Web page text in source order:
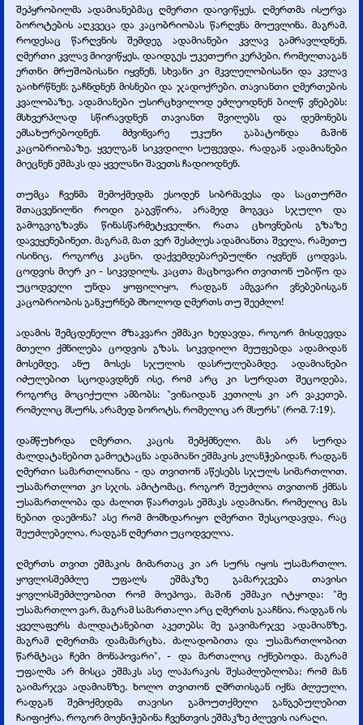
შეპყრობილმა ადამიანებმაც ღმერთი დაივიწყეს. ღმერთმა ისურვა
ბოროტების აღკვეცა და კაცობრიობას წარღვნა მოუვლინა. მაგრამ,
როდესაც წარღვნის შემდეგ ადამიანები კვლავ გამრავლდნენ,
ღმერთი კვლავ მიივიწყეს, დაიდგეს უკეთური კერპები, რომელთაგან
ერთნი მრუშობისანი იყვნენ, სხვანი კი მკვლელობისანი და კვლავ
გაიხრწნენ; გაჩნდნენ მისნები და ჯადოქრები. თავიანთი ღმერთების
კვალობაზე, ადამიანები უსირცხვილოდ ეძლეოდნენ ბილწ ვნებებს:
მსხვერპლად სწირავდნენ თავიანთ შვილებს და დემონებს
ემსახურებოდნენ. მძვინვარე უკუნი გაბატონდა მაშინ
კაცობრიობაზე, ყველგან სიკვდილი სუფევდა, რადგან ადამიანები
მიეცნენ ეშმაკს და ყველანი შავეთს ჩადიოდნენ.
თუმცა ჩვენმა შემოქმედმა ესოდენ სიბრმავესა და საცთურში
შთაცვენილნი როდი გაგვწირა, არამედ მოგვცა სჯული და
გამოგვიგზავნა წინასწარმეტყველნი, რათა ცხოვნების გზაზე
დავეყენებინეთ. მაგრამ, მათ ვერ შესძლეს ადამიანთა შველა, რამეთუ
ისინიც, როგორც კაცნი, დაქვემდებარებულნი იყვნენ ცოდვას,
ცოდვის მიერ კი - სიკვდილს. კაცთა მაცხოვარი თვითონ უბიწო და
უცოდველი უნდა ყოფილიყო, რადგან ამგვარი ვნებებისგან
კაცობრიობის განკურნებ მხოლოდ ღმერთს თუ შეეძლო!
ადამის შემცდენელი მზაკვარი ეშმაკი ხედავდა, როგორ მისდევდა
მთელი ქმნილება ცოდვის გზას. სიკვდილი მეუფებდა ადამიდან
მოსემდე, ანუ მოსეს სჯულის დასრულებამდე. ადამიანები
იძულებით სცოდავდნენ ისე, რომ არც კი სურდათ შეცოდება,
როგორც მოციქული ამბობს: "ვინაიდან კეთილს კი არ ვაკეთებ,
რომელიც მსურს, არამედ ბოროტს, რომელიც არ მსურს" (რომ. 7:19).
დამწუხრდა ღმერთი, კაცის შემქმნელი. მას არ სურდა
ძალდატანებით გამოეტაცნა ადამიანი ეშმაკის კლანჭებიდან, რადგან
ღმერთი სამართლიანია - და თვითონ აწესებს სჯულს სიმართლით,
უსამართლოთ კი სჯის. ამიტომაც, როგორ შეუძლია თვითონ ქმნას
უსამართლობა და ძალით წაართვას ეშმაკს ადამიანი, რომელიც მას
ნებით დაემონა? ასე რომ მომხდარიყო ღმერთი შესცოდავდა, რაც
შეუძლებელია, რადგან ღმერთი უცოდველია.
ღმერთს თვით ეშმაკის მიმართაც კი არ სურს იყოს უსამართლო.
ყოვლისშემძლე უფალს ეშმაკზე გამარჯვება თავისი
ყოვლისშემძლეობით რომ მოეპოვა, მაშინ ეშმაკი იტყოდა: "მე
უსამართლო ვარ, მაგრამ სამართალი არც ღმერთს გააჩნია, რადგან ის
ყველაფერს ძალდატანებით აკეთებს; მე გავიმარჯვე ადამიანზე,
მაგრამ ღმერთმა დამამარცხა, ძალადობითა და უსამართლობით
წარმტაცა ჩემი მონაპოვარი", - და მართალიც იქნებოდა. მაგრამ
უფალმა არ მისცა ეშმაკს ასე ლაპარაკის შესაძლებლობა; რომ მან
გაიმარჯვა ადამიანზე, ხოლო თვითონ ღმრთისგან იქნა ძლეული,
რადგან შემოქმედმა თავისი გამოუთქმელი განგებულებით
ჩაიფიქრა, როგორ მოენიჭებინა ჩვენთვის ეშმაკზე ძლევის იარაღი.